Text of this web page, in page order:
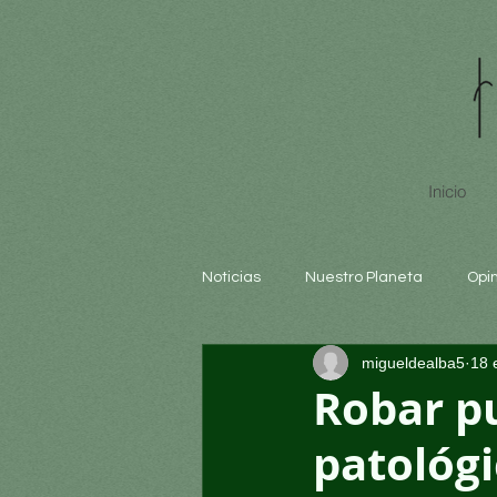
Inicio
Noticias Nuestro Planeta
Arte y cultura Educación
Robar
migueldealba5 18